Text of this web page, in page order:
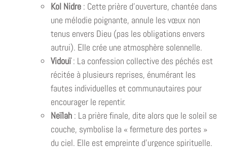
Kol Nidre : Cette prière d’ouverture, chantée dans
une mélodie poignante, annule les vœux non
tenus envers Dieu (pas les obligations envers
autrui). Elle crée une atmosphère solennelle.
Vidouï: La confession collective des péchés est
récitée à plusieurs reprises, énumérant les
fautes individuelles et communautaires pour
encourager le repentir.
Neïlah : La prière finale, dite alors que le soleil se
couche, symbolise la « fermeture des portes »
du ciel. Elle est empreinte d’urgence spirituelle.